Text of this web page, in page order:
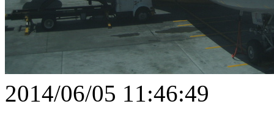
2014/06/05 11:46:49